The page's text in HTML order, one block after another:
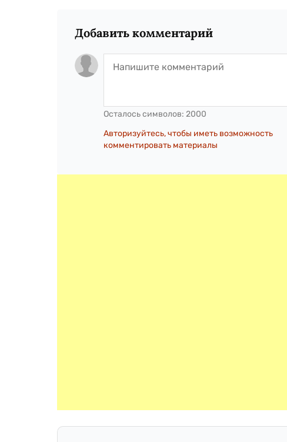
Добавить комментарий
Осталось символов: 2000
Авторизуйтесь, чтобы иметь возможность
комментировать материалы